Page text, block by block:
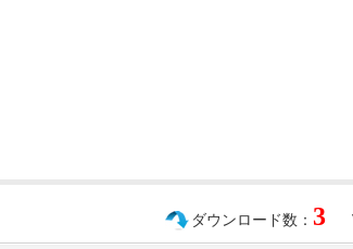
ダウンロード数： 3